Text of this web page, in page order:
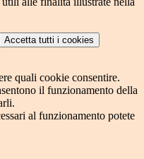
Accetta tutti i cookies
quali cookie consentire.
il funzionamento della
al funzionamento potete